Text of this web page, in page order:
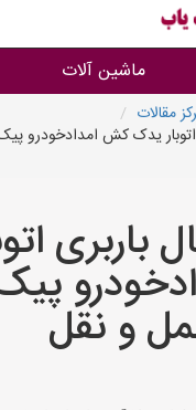
ماشین آلات
ماشین آلات
ماشین آلات
مقالات
اتوبار یدک کش
باربری
و نقل